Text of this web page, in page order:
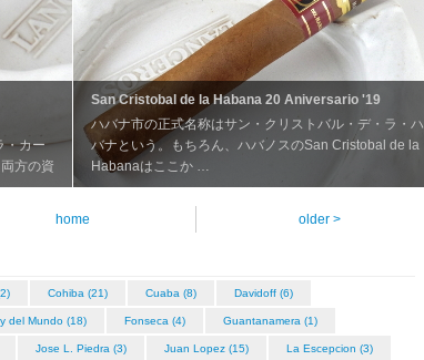
・カー
方の資
San Cristobal de la Habana 20 Aniversario '19
ハバナ市の正式名称はサン・クリストバル・デ・ラ・ハ
バナという。もちろん、ハバノスのSan Cristobal de la
Habanaはここか …
home older >
Cohiba (21) Cuaba (8) Davidoff (6)
del Mundo (18) Fonseca (4) Guantanamera (1)
Jose L. Piedra (3) Juan Lopez (15) La Escepcion (3)